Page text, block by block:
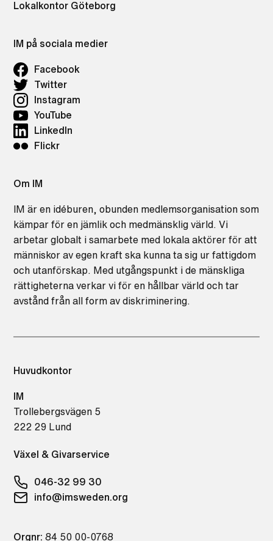
Lokalkontor Göteborg
IM på sociala medier
Facebook
Twitter
Instagram
YouTube
LinkedIn
Flickr
Om IM
IM är en idéburen, obunden medlemsorganisation som
kämpar för en jämlik och medmänsklig värld. Vi
arbetar globalt i samarbete med lokala aktörer för att
människor av egen kraft ska kunna ta sig ur fattigdom
och utanförskap. Med utgångspunkt i de mänskliga
rättigheterna verkar vi för en hållbar värld och tar
avstånd från all form av diskriminering.
Huvudkontor
IM
Trollebergsvägen 5
222 29 Lund
Växel & Givarservice
046-32 99 30
info@imsweden.org
Orgnr: 84 50 00-0768